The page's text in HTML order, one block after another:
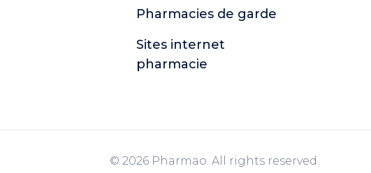
Pharmacies de garde
Sites internet
pharmacie
© 2026 Pharmao. All rights reserved.